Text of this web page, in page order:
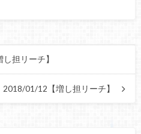
担リーチ】
2018/01/12【増し担リーチ】